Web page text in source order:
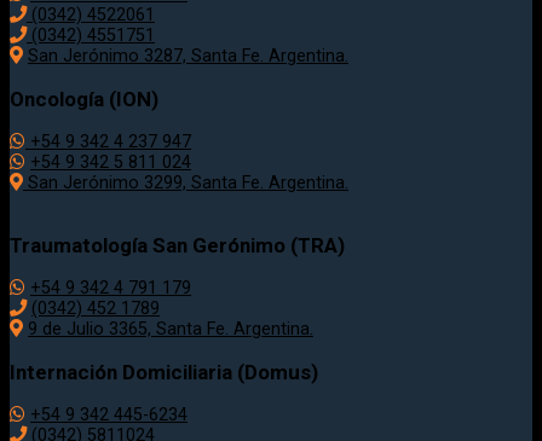
(0342) 4522061
(0342) 4551751
San Jerónimo 3287, Santa Fe. Argentina.
Oncología (ION)
+54 9 342 4 237 947
+54 9 342 5 811 024
San Jerónimo 3299, Santa Fe. Argentina.
Traumatología San Gerónimo (TRA)
+54 9 342 4 791 179
(0342) 452 1789
9 de Julio 3365, Santa Fe. Argentina.
Internación Domiciliaria (Domus)
+54 9 342 445-6234
(0342) 5811024